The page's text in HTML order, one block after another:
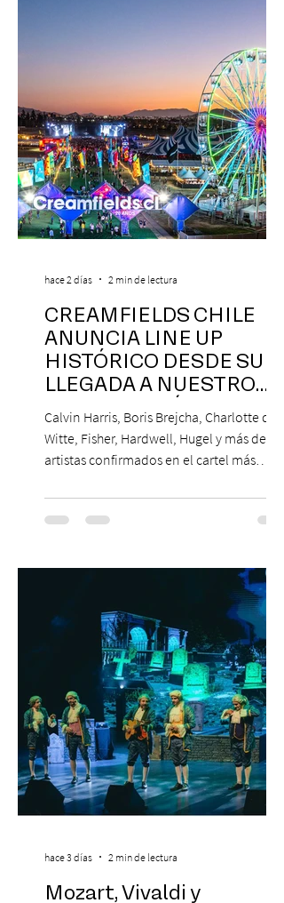
CREAMFIELDS CHILE
ANUNCIA LINE UP
HISTÓRICO DESDE SU
LLEGADA A NUESTRO
NUESTRO PAÍS
Calvin Harris, Boris Brejcha, Charlotte de
Witte, Fisher, Hardwell, Hugel y más de 85
artistas confirmados en el cartel más
Chile. 14 y 15 de noviembre de 2026, Club
Hípico de Santiago. Últimos Weekend
con venta a través de Puntoticket.com
Creamfields Chile, el festival de música
electrónica más importante del país,
revela oficialmente el Lineup de su edición
2026. Calvin Harris, Boris Bre
hace 2 días 2 min de lectura
Mozart, Vivaldi y
hace 3 días 2 min de lectura